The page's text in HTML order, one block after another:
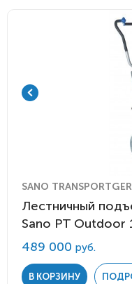
SANO
Лестничный
Sano PT Outdoor
489 000 руб.
В КОРЗИНУ